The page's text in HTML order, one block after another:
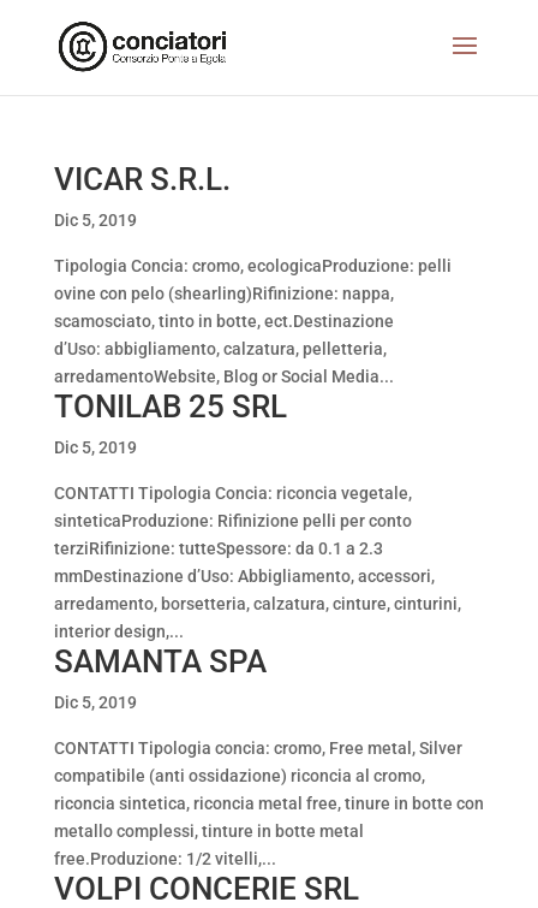
VICAR S.R.L.
Dic 5, 2019
Tipologia Concia: cromo, ecologicaProduzione: pelli
ovine con pelo (shearling)Rifinizione: nappa,
scamosciato, tinto in botte, ect.Destinazione
d’Uso: abbigliamento, calzatura, pelletteria,
arredamentoWebsite, Blog or Social Media...
TONILAB 25 SRL
Dic 5, 2019
CONTATTI Tipologia Concia: riconcia vegetale,
sinteticaProduzione: Rifinizione pelli per conto
terziRifinizione: tutteSpessore: da 0.1 a 2.3
mmDestinazione d’Uso: Abbigliamento, accessori,
arredamento, borsetteria, calzatura, cinture, cinturini,
interior design,...
SAMANTA SPA
Dic 5, 2019
CONTATTI Tipologia concia: cromo, Free metal, Silver
compatibile (anti ossidazione) riconcia al cromo,
riconcia sintetica, riconcia metal free, tinure in botte con
metallo complessi, tinture in botte metal
free.Produzione: 1/2 vitelli,...
VOLPI CONCERIE SRL